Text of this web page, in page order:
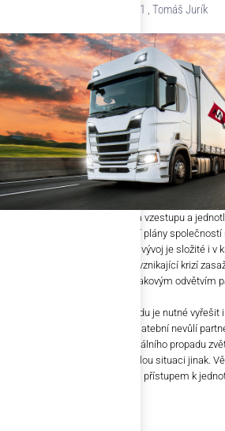
8.6.2021 , Tomáš Jurík
Je březen 2020. Pandemie je na vzestupu a
zpřísňují svá opatření. Obchodní plány
hroutí a odhadnout ekonomický vývoj je složité i v
horizontu. Některá odvětví jsou vznikající krizí
potýkají s velkými problémy. K takovým odvětvím
Kromě nejasného vývoje obchodu je nutné vyřešit
možnými insolvencemi, resp. platební nevůlí
během ekonomické krize a globálního propadu
pojišťoven zareagovala na vzniklou situaci jinak.
řešit redukci rizika individuálním přístupem k